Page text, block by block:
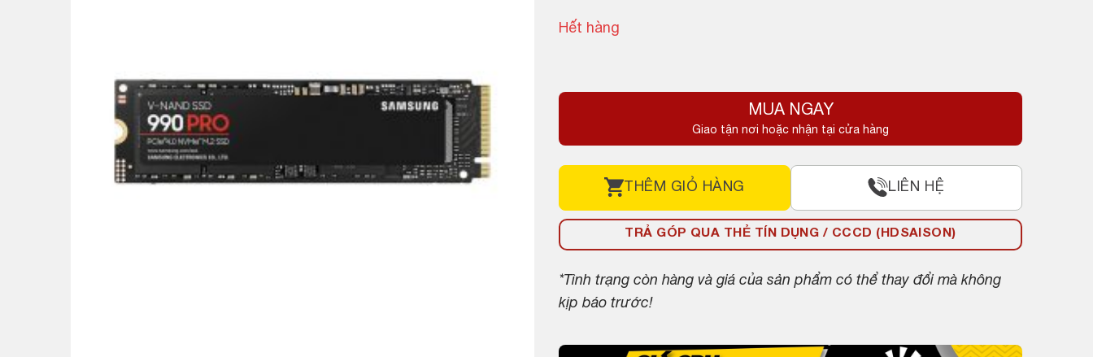
Hết hàng
MUA NGAY
Giao tận nơi hoặc nhận tại cửa hàng
THÊM GIỎ HÀNG LIÊN HỆ
TRẢ GÓP QUA THẺ TÍN DỤNG / CCCD (HDSAISON)
*Tình trạng còn hàng và giá của sản phẩm có thể thay đổi mà không
kịp báo trước!